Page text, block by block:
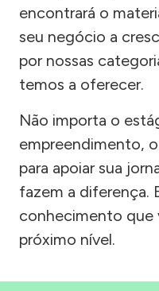
encontrará o
seu negócio a
por nossas
temos a oferecer.
Não importa o
empreendimento,
para apoiar sua
fazem a diferença.
conhecimento que
próximo nível.